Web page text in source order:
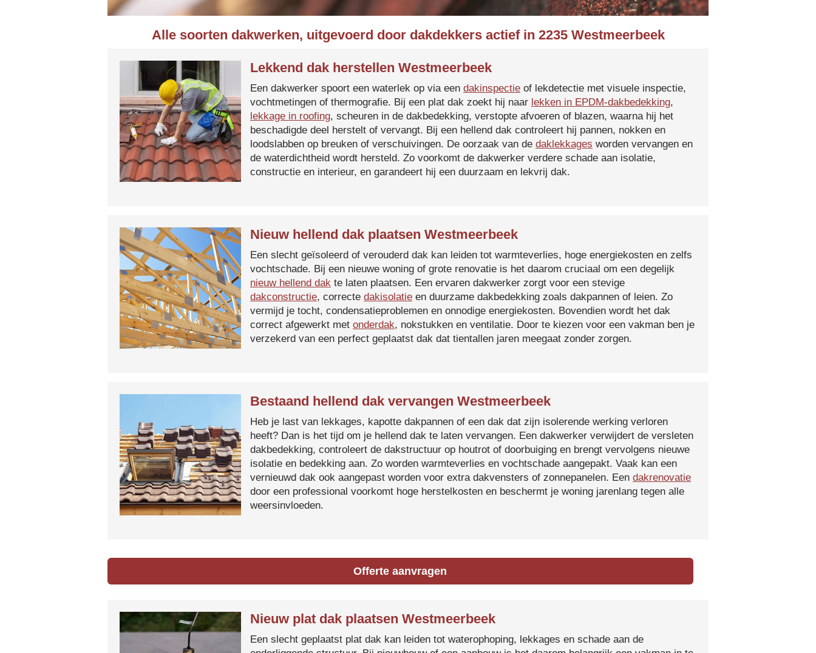
Alle soorten dakwerken, uitgevoerd door dakdekkers actief in 2235 Westmeerbeek
Lekkend dak herstellen Westmeerbeek
Een dakwerker spoort een waterlek op via een dakinspectie of lekdetectie met visuele inspectie,
vochtmetingen of thermografie. Bij een plat dak zoekt hij naar lekken in EPDM-dakbedekking,
lekkage in roofing, scheuren in de dakbedekking, verstopte afvoeren of blazen, waarna hij het
beschadigde deel herstelt of vervangt. Bij een hellend dak controleert hij pannen, nokken en
loodslabben op breuken of verschuivingen. De oorzaak van de daklekkages worden vervangen en
de waterdichtheid wordt hersteld. Zo voorkomt de dakwerker verdere schade aan isolatie,
constructie en interieur, en garandeert hij een duurzaam en lekvrij dak.
Nieuw hellend dak plaatsen Westmeerbeek
Een slecht geïsoleerd of verouderd dak kan leiden tot warmteverlies, hoge energiekosten en zelfs
vochtschade. Bij een nieuwe woning of grote renovatie is het daarom cruciaal om een degelijk
nieuw hellend dak te laten plaatsen. Een ervaren dakwerker zorgt voor een stevige
dakconstructie, correcte dakisolatie en duurzame dakbedekking zoals dakpannen of leien. Zo
vermijd je tocht, condensatieproblemen en onnodige energiekosten. Bovendien wordt het dak
correct afgewerkt met onderdak, nokstukken en ventilatie. Door te kiezen voor een vakman ben je
verzekerd van een perfect geplaatst dak dat tientallen jaren meegaat zonder zorgen.
Bestaand hellend dak vervangen Westmeerbeek
Heb je last van lekkages, kapotte dakpannen of een dak dat zijn isolerende werking verloren
heeft? Dan is het tijd om je hellend dak te laten vervangen. Een dakwerker verwijdert de versleten
dakbedekking, controleert de dakstructuur op houtrot of doorbuiging en brengt vervolgens nieuwe
isolatie en bedekking aan. Zo worden warmteverlies en vochtschade aangepakt. Vaak kan een
vernieuwd dak ook aangepast worden voor extra dakvensters of zonnepanelen. Een dakrenovatie
door een professional voorkomt hoge herstelkosten en beschermt je woning jarenlang tegen alle
weersinvloeden.
Offerte aanvragen
Nieuw plat dak plaatsen Westmeerbeek
Een slecht geplaatst plat dak kan leiden tot waterophoping, lekkages en schade aan de